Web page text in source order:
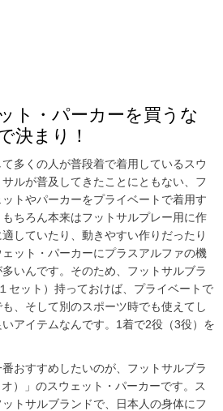
ト・パーカーを買うな
決まり！
多くの人が普段着で着用しているスウ
ルが普及してきたことにともない、フ
トやパーカーをプライベートで着用す
ちろん本来はフットサルプレー用に作
していたり、動きやすい作りだったり
ット・パーカーにプラスアルファの機
いんです。そのため、フットサルブラ
セット）持っておけば、プライベートで
、そして別のスポーツ時でも使えてし
アイテムなんです。1着で2役（3役）を
おすすめしたいのが、フットサルブラ
）」のスウェット・パーカーです。ス
トサルブランドで、日本人の身体にフ